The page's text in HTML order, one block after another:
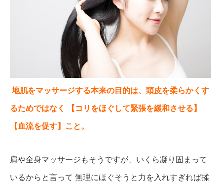
地肌をマッサージする本来の目的は、頭皮を柔らかくす
るためではなく
【コリをほぐして緊張を緩和させる】
【血流を促す】こと。
肩や全身マッサージもそうですが、いくら凝り固まって
いるからと言って 無理にほぐそうと力を入れすぎれば揉